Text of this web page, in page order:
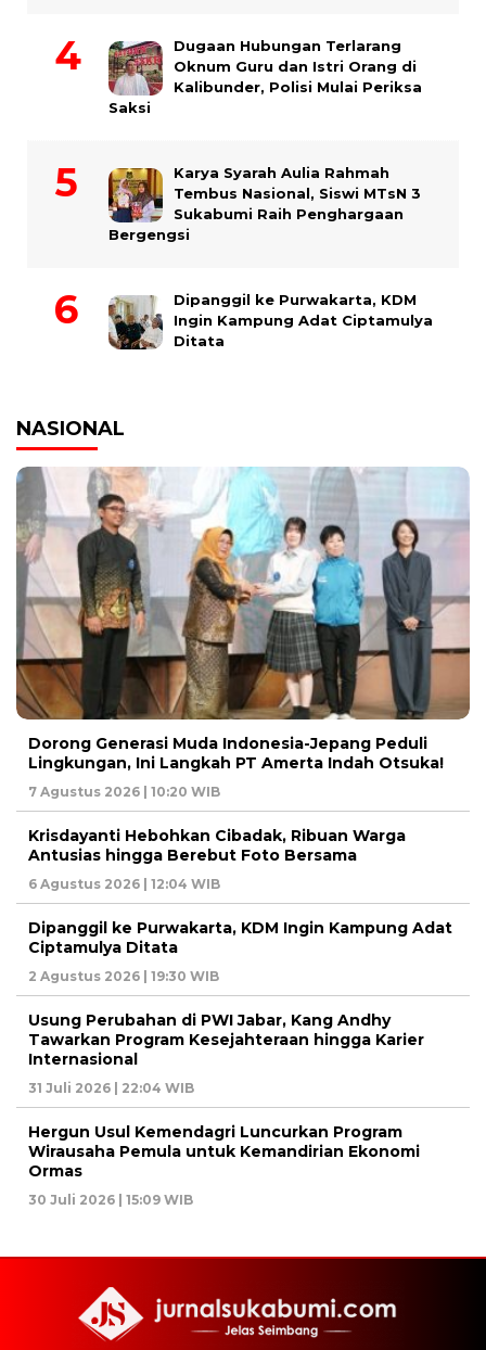
Dugaan Hubungan Terlarang
Oknum Guru dan Istri Orang di
Kalibunder, Polisi Mulai Periksa
Saksi
Karya Syarah Aulia Rahmah
Tembus Nasional, Siswi MTsN 3
Sukabumi Raih Penghargaan
Bergengsi
Dipanggil ke Purwakarta, KDM
Ingin Kampung Adat Ciptamulya
Ditata
NASIONAL
Dorong Generasi Muda Indonesia-Jepang Peduli
Lingkungan, Ini Langkah PT Amerta Indah Otsuka!
7 Agustus 2026 | 10:20 WIB
Krisdayanti Hebohkan Cibadak, Ribuan Warga
Antusias hingga Berebut Foto Bersama
6 Agustus 2026 | 12:04 WIB
Dipanggil ke Purwakarta, KDM Ingin Kampung Adat
Ciptamulya Ditata
2 Agustus 2026 | 19:30 WIB
Usung Perubahan di PWI Jabar, Kang Andhy
Tawarkan Program Kesejahteraan hingga Karier
Internasional
31 Juli 2026 | 22:04 WIB
Hergun Usul Kemendagri Luncurkan Program
Wirausaha Pemula untuk Kemandirian Ekonomi
Ormas
30 Juli 2026 | 15:09 WIB